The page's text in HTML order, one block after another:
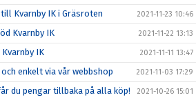
Kvarnby IK i Gräsroten 2021-11-23 10:46
Kvarnby IK 2021-11-22 13:13
IK 2021-11-11 13:47
enkelt via vår webbshop 2021-11-03 17:29
du pengar tillbaka på alla köp! 2021-10-26 15:01